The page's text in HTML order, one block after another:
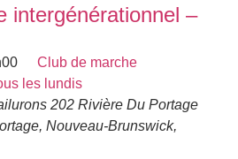
intergénérationnel –
Club de marche
les lundis
202 Rivière Du Portage
Nouveau-Brunswick,